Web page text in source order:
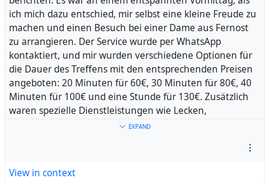
unvergessliches Erlebnis. Ich schätze ihre Fähigkeit, mich
auf eine ganz besondere Weise zu befriedigen und mir
dabei ein unvergleichliches Gefühl zu vermitteln.
Heidi, die Chefin, hat mich beim letzten Besuch auf eine
aufregende Weise überrascht. Als sie mich zum
Verrichtungszimmer führte, spürte ich, wie mein Körper
reagierte und sich meine Sinne schärften. Ich konnte
nicht anders, als an die möglichen Freuden zu denken,
die mich dort erwarten könnten. Die Vorstellung, Heidi
dass sich die Gelegenheit ergibt, ihre Zärtlichkeit und
ich mich dazu entschied, mir selbst eine kleine Freude zu
machen und einen Besuch bei einer Dame aus Fernost
zu arrangieren. Der Service wurde per WhatsApp
kontaktiert, und mir wurden verschiedene Optionen für
die Dauer des Treffens mit den entsprechenden Preisen
angeboten: 20 Minuten für 60€, 30 Minuten für 80€, 40
Minuten für 100€ und eine Stunde für 130€. Zusätzlich
waren spezielle Dienstleistungen wie Lecken,
geschütztes Blasen und Küsse mit Zunge erhältlich.
Figur passten zu dem, was ich erwartet hatte, und das
EXPAND
View in context